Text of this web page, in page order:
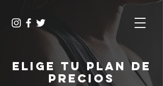
Elige tu plan de
precios